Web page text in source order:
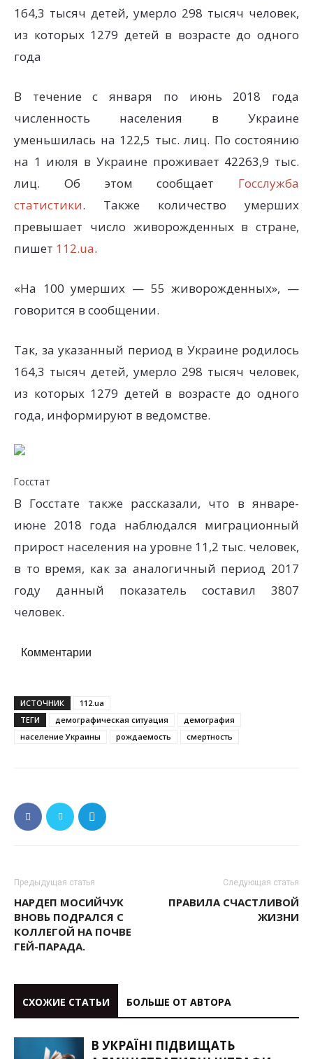
164,3 тысяч детей, умерло 298 тысяч человек,
из которых 1279 детей в возрасте до одного
года
В течение с января по июнь 2018 года
численность населения в Украине
уменьшилась на 122,5 тыс. лиц. По состоянию
на 1 июля в Украине проживает 42263,9 тыс.
лиц. Об этом сообщает Госслужба
статистики. Также количество умерших
превышает число живорожденных в стране,
пишет 112.ua.
«На 100 умерших — 55 живорожденных», —
говорится в сообщении.
Так, за указанный период в Украине родилось
164,3 тысяч детей, умерло 298 тысяч человек,
из которых 1279 детей в возрасте до одного
года, информируют в ведомстве.
Госстат
В Госстате также рассказали, что в январе-
июне 2018 года наблюдался миграционный
прирост населения на уровне 11,2 тыс. человек,
в то время, как за аналогичный период 2017
году данный показатель составил 3807
человек.
Комментарии
ИСТОЧНИК
112.ua
ТЕГИ
демографическая ситуация
демография
население Украины
рождаемость смертность
Предыдущая статья
НАРДЕП МОСИЙЧУК
ВНОВЬ ПОДРАЛСЯ С
КОЛЛЕГОЙ НА ПОЧВЕ
ГЕЙ-ПАРАДА.
Следующая статья
ПРАВИЛА СЧАСТЛИВОЙ
ЖИЗНИ
СХОЖИЕ СТАТЬИ БОЛЬШЕ ОТ АВТОРА
В УКРАЇНІ ПІДВИЩАТЬ